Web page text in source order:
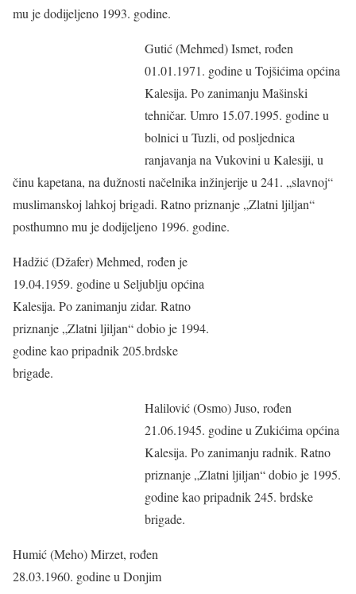
mu je dodijeljeno 1993. godine.
Gutić (Mehmed) Ismet, rođen
01.01.1971. godine u Tojšićima općina
Kalesija. Po zanimanju Mašinski
tehničar. Umro 15.07.1995. godine u
bolnici u Tuzli, od posljednica
ranjavanja na Vukovini u Kalesiji, u
činu kapetana, na dužnosti načelnika inžinjerije u 241. „slavnoj“
muslimanskoj lahkoj brigadi. Ratno priznanje „Zlatni ljiljan“
posthumno mu je dodijeljeno 1996. godine.
Hadžić (Džafer) Mehmed, rođen je
19.04.1959. godine u Seljublju općina
Kalesija. Po zanimanju zidar. Ratno
priznanje „Zlatni ljiljan“ dobio je 1994.
godine kao pripadnik 205.brdske
brigade.
Halilović (Osmo) Juso, rođen
21.06.1945. godine u Zukićima općina
Kalesija. Po zanimanju radnik. Ratno
priznanje „Zlatni ljiljan“ dobio je 1995.
godine kao pripadnik 245. brdske
brigade.
Humić (Meho) Mirzet, rođen
28.03.1960. godine u Donjim